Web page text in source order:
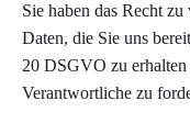
Sie haben das Recht
Daten, die Sie uns
20 DSGVO zu
Verantwortliche zu